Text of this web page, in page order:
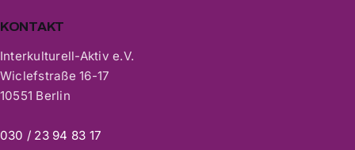
KONTAKT
Interkulturell-Aktiv e.V.
Wiclefstraße 16-17
10551 Berlin
030 / 23 94 83 17